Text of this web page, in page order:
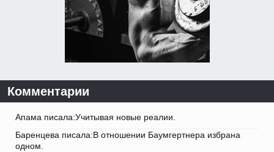
Комментарии
Апама писала:Учитывая новые реалии.
Баренцева писала:В отношении Баумгертнера избрана
одном.